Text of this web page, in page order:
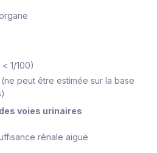
1/100)
peut être estimée sur la base
voies urinaires
rénale aiguë